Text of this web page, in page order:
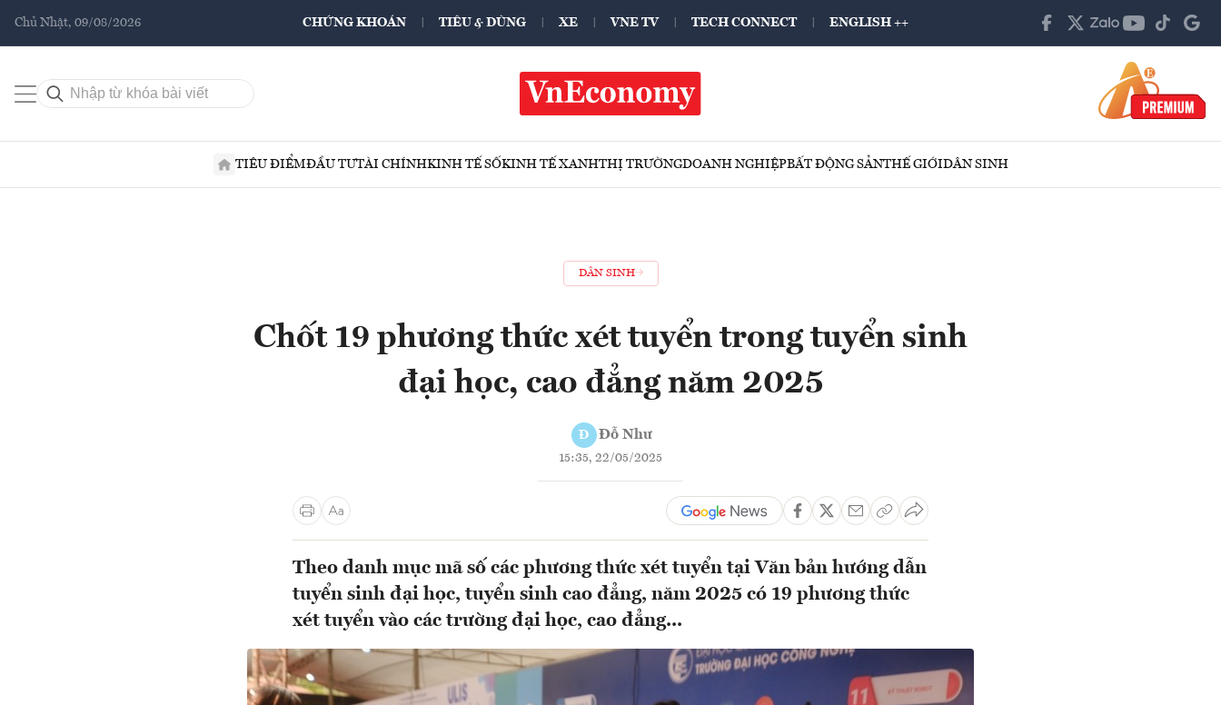
Chủ Nhật, 09/08/2026 CHỨNG KHOÁN TIÊU & DÙNG XE VNE TV TECH CONNECT ENGLISH ++
TIÊU ĐIỂMĐẦU TƯTÀI CHÍNHKINH TẾ SỐKINH TẾ XANHTHỊ TRƯỜNGDOANH NGHIỆPBẤT ĐỘNG SẢNTHẾ GIỚIDÂN SINH
DÂN SINH
Chốt 19 phương thức xét tuyển trong tuyển sinh
đại học, cao đẳng năm 2025
Đ Đỗ Như
15:35, 22/05/2025
Theo danh mục mã số các phương thức xét tuyển tại Văn bản hướng dẫn
tuyển sinh đại học, tuyển sinh cao đẳng, năm 2025 có 19 phương thức
xét tuyển vào các trường đại học, cao đẳng...